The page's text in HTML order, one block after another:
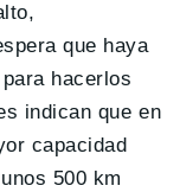
que haya
hacerlos
indican que en
capacidad
500 km